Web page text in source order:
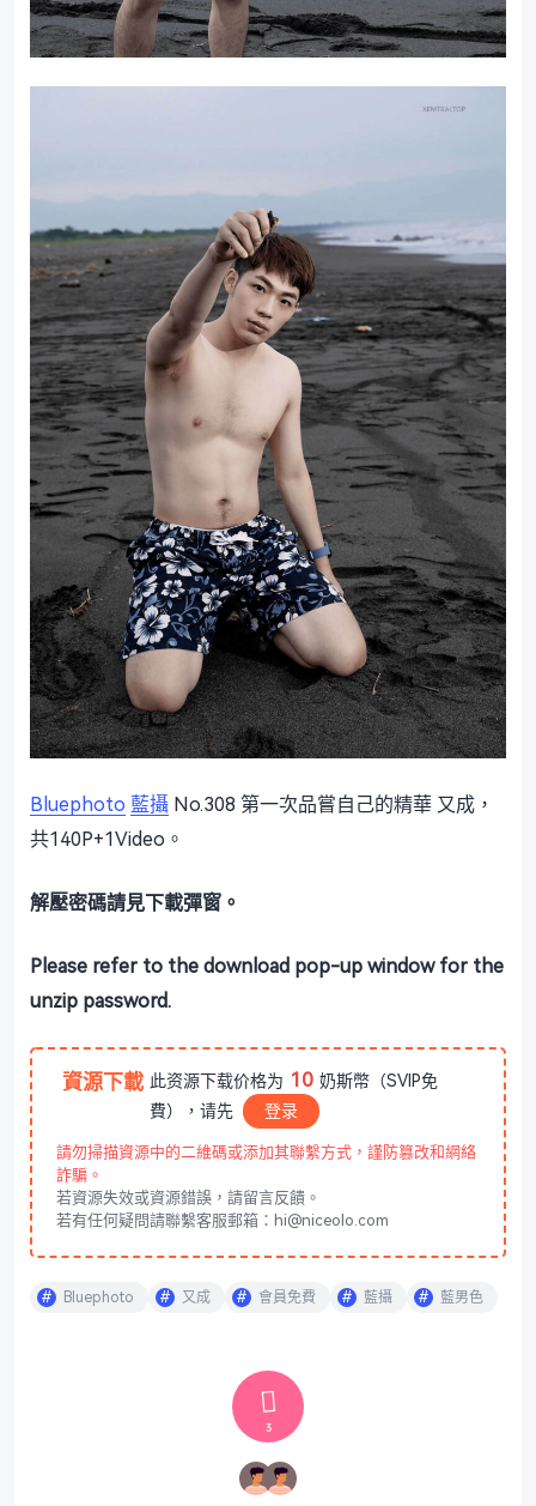
Bluephoto 藍攝 No.308 第一次品嘗自己的精華 又成，
共140P+1Video。
解壓密碼請見下載彈窗。
Please refer to the download pop-up window for the
unzip password.
資源下載 此资源下载价格为 10 奶斯幣（SVIP免
費），请先
登录
請勿掃描資源中的二維碼或添加其聯繫方式，謹防篡改和網絡
詐騙。
若資源失效或資源錯誤，請留言反饋。
若有任何疑問請聯繫客服郵箱：hi@niceolo.com
Bluephoto 又成 會員免費 藍攝 藍男色
3